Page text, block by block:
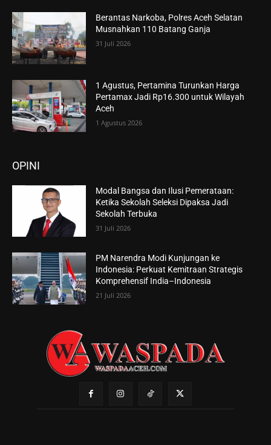
Berantas Narkoba, Polres Aceh Selatan
Musnahkan 110 Batang Ganja
31 Juli 2026
1 Agustus, Pertamina Turunkan Harga
Pertamax Jadi Rp16.300 untuk Wilayah
Aceh
1 Agustus 2026
OPINI
Modal Bangsa dan Ilusi Pemerataan:
Ketika Sekolah Seleksi Dipaksa Jadi
Sekolah Terbuka
31 Juli 2026
PM Narendra Modi Kunjungan ke
Indonesia: Perkuat Kemitraan Strategis
Komprehensif India–Indonesia
21 Juli 2026